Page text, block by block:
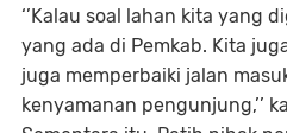
‘’Kalau soal lahan kita yang
yang ada di Pemkab. Kita
juga memperbaiki jalan
kenyamanan pengunjung,’’